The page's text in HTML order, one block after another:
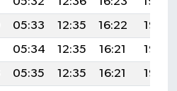
05:33 12:35 16:22
19:28
05:34 12:35 16:21
19:27
05:35 12:35 16:21
19:25